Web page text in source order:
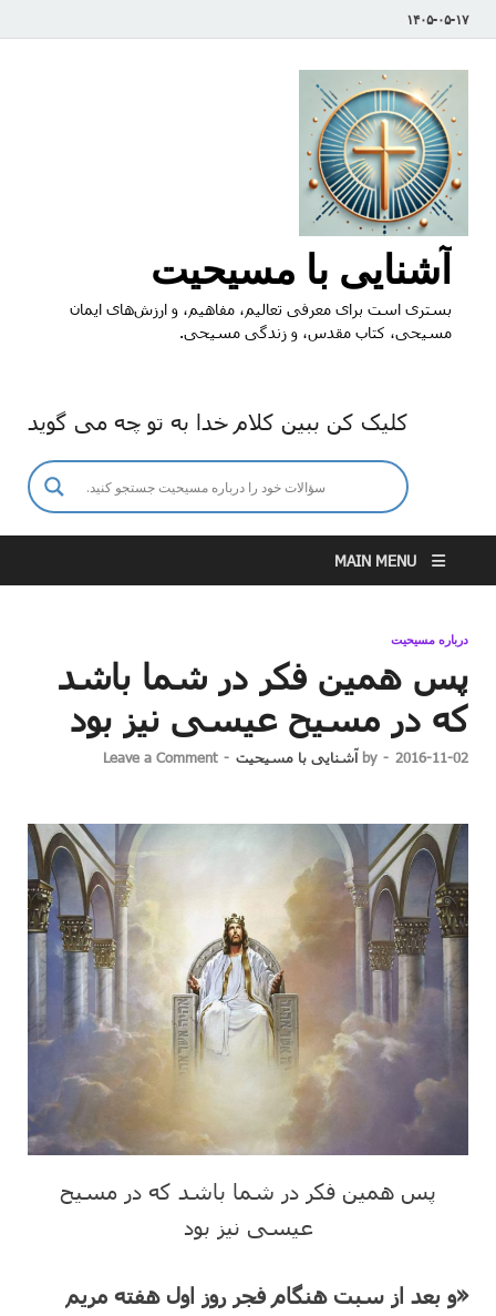
۱۴۰۵-۰۵-۱۷
آشنایی با مسیحیت
بستری است برای معرفی تعالیم، مفاهیم، و ارزش‌های ایمان
مسیحی، کتاب مقدس، و زندگی مسیحی.
کلیک کن ببین کلام خدا به تو چه می گوید
MAIN MENU
درباره مسیحیت
پس همین فکر در شما باشد
که در مسیح عیسی نیز بود
2016-11-02
-
by آشنایی با مسیحیت -
Leave a Comment
پس همین فکر در شما باشد که در مسیح
عیسی نیز بود
«و بعد از سبت هنگام فجر روز اول هفته مریم